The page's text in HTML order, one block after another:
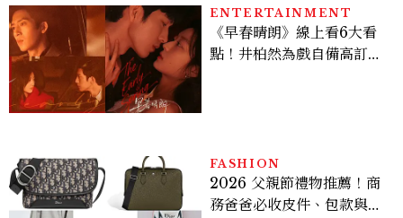
看點懶人包
ENTERTAINMENT
《早春晴朗》線上看6大看
點！井柏然為戲自備高訂，
FASHION
2026 父親節禮物推薦！商
務爸爸必收皮件、包款與鞋